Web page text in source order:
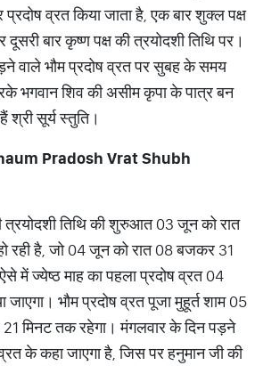
प्रदोष व्रत किया जाता है, एक बार शुक्ल पक्ष
बार कृष्ण पक्ष की त्रयोदशी तिथि पर।
वाले भौम प्रदोष व्रत पर सुबह के समय
भगवान शिव की असीम कृपा के पात्र बन
सूर्य स्तुति।
Pradosh Vrat Shubh
त्रयोदशी तिथि की शुरुआत 03 जून को रात
रही है, जो 04 जून को रात 08 बजकर 31
में ज्येष्ठ माह का पहला प्रदोष व्रत 04
भौम प्रदोष व्रत पूजा मुहूर्त शाम 05
मिनट तक रहेगा। मंगलवार के दिन पड़ने
के कहा जाएगा है, जिस पर हनुमान जी की